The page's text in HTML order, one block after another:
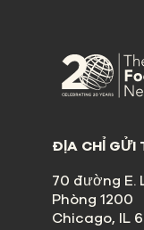
ĐỊA CHỈ GỬI
70 đường E.
Phòng 1200
Chicago, IL